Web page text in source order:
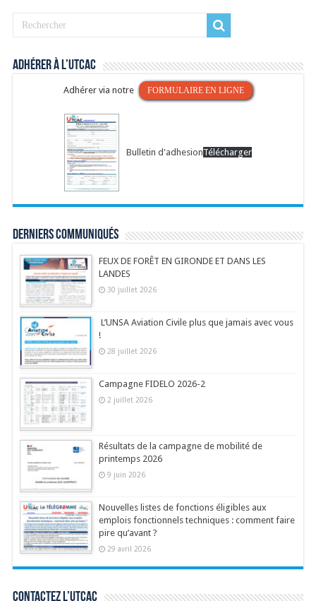
Adhérer à l’UTCAC
Adhérer via notre FORMULAIRE EN LIGNE
Bulletin d'adhesionTélécharger
Derniers communiqués
FEUX DE FORÊT EN GIRONDE ET DANS LES
LANDES
30 juillet 2026
L’UNSA Aviation Civile plus que jamais avec vous
!
28 juillet 2026
Campagne FIDELO 2026-2
2 juillet 2026
Résultats de la campagne de mobilité de
printemps 2026
9 juin 2026
Nouvelles listes de fonctions éligibles aux
emplois fonctionnels techniques : comment faire
pire qu’avant ?
29 avril 2026
Contactez l’UTCAC